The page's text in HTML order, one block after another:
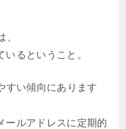
るということ。
すい傾向にあります
ールアドレスに定期的